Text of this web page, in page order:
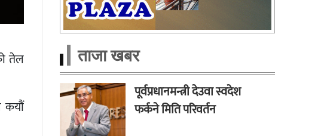
तेल
कयौं
ताजा खबर
पूर्वप्रधानमन्त्री देउवा स्वदेश
फर्कने मिति परिवर्तन